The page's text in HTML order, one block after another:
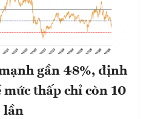
gần 48%, định
thấp chỉ còn 10
lần